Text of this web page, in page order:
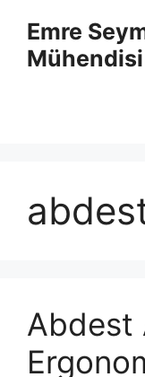
Emre
Abdest